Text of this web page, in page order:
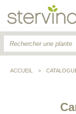
ACCUEIL >